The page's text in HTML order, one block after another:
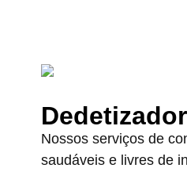
Nossos serviços de
saudáveis e livres de